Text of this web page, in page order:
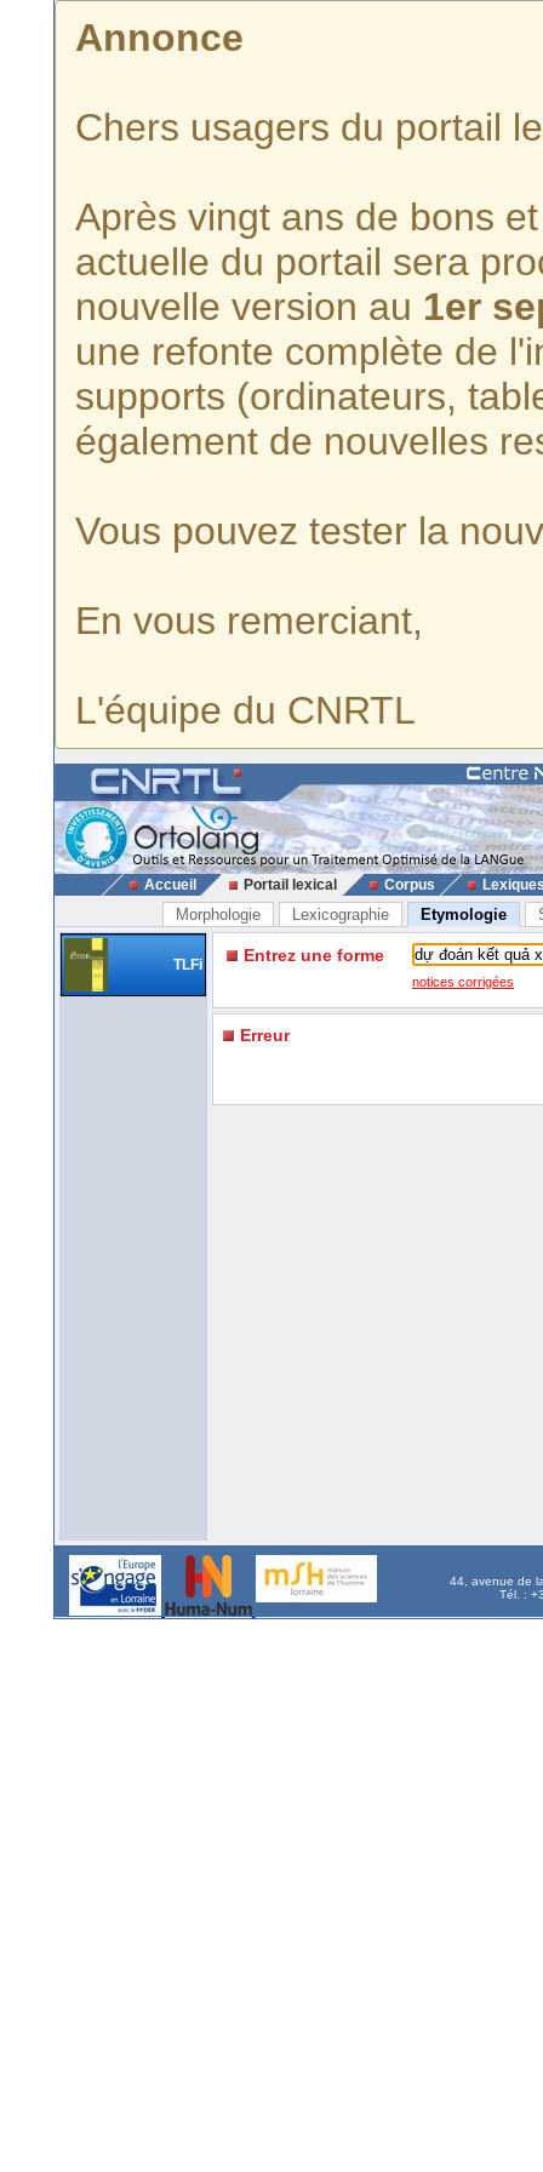
Annonce
Chers usagers du portail
Après vingt ans de bons
actuelle du portail sera
nouvelle version au 1er
une refonte complète de
supports (ordinateurs,
également de nouvelles
Vous pouvez tester la
En vous remerciant,
L'équipe du CNRTL
Accueil Portail lexical Corpus
Morphologie Lexicographie Etymologie
TLFi Entrez une forme
notices corrigées
Erreur
44, avenue de
Tél. :